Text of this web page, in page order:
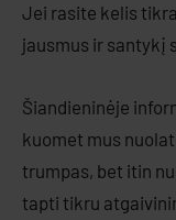
Jei rasite kelis
jausmus ir santykį
Šiandieninėje
kuomet mus
trumpas, bet itin
tapti tikru